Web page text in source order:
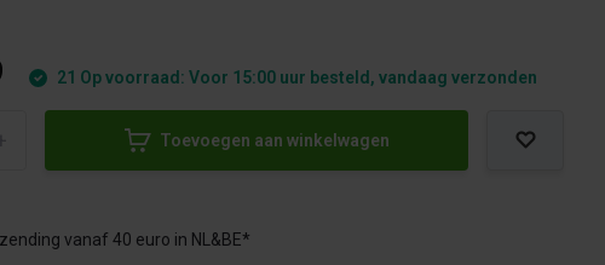
21 Op voorraad: Voor 15:00 uur besteld, vandaag verzonden
Toevoegen aan winkelwagen
vanaf 40 euro in NL&BE*